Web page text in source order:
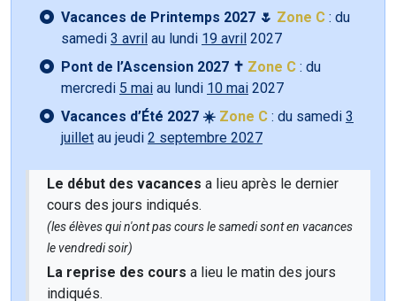
Vacances de Printemps 2027 🌷 Zone C : du
samedi 3 avril au lundi 19 avril 2027
Pont de l’Ascension 2027 ✝️ Zone C : du
mercredi 5 mai au lundi 10 mai 2027
Vacances d’Été 2027 ☀️ Zone C : du samedi 3
juillet au jeudi 2 septembre 2027
Le début des vacances a lieu après le dernier
cours des jours indiqués.
(les élèves qui n'ont pas cours le samedi sont en vacances
le vendredi soir)
La reprise des cours a lieu le matin des jours
indiqués.